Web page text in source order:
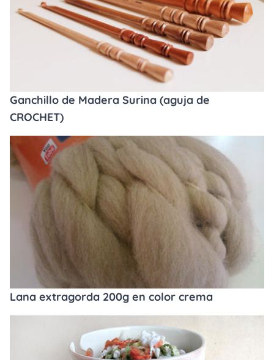
Ganchillo de Madera Surina (aguja de
CROCHET)
Lana extragorda 200g en color crema